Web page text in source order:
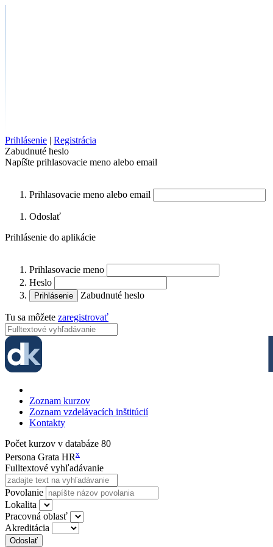
Prihlásenie | Registrácia
Zabudnuté heslo
Napíšte prihlasovacie meno alebo email
Prihlasovacie meno alebo email
Odoslať
Prihlásenie do aplikácie
Prihlasovacie meno
Heslo
Zabudnuté heslo
Tu sa môžete zaregistrovať
Zoznam kurzov
Zoznam vzdelávacích inštitúcií
Kontakty
Počet kurzov v databáze 80
Persona Grata HRx
Fulltextové vyhľadávanie
Povolanie
Lokalita
Pracovná oblasť
Akreditácia
Odoslať